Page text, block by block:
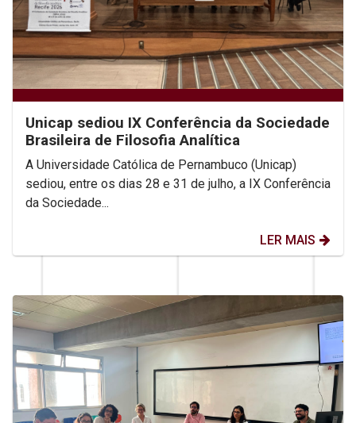
Unicap sediou IX Conferência da Sociedade
Brasileira de Filosofia Analítica
A Universidade Católica de Pernambuco (Unicap)
sediou, entre os dias 28 e 31 de julho, a IX Conferência
da Sociedade...
LER MAIS